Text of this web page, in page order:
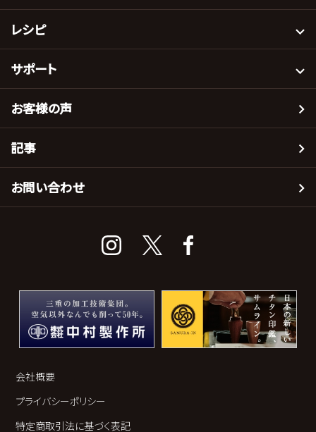
レシピ
サポート
お客様の声
記事
お問い合わせ
会社概要
プライバシーポリシー
特定商取引法に基づく表記